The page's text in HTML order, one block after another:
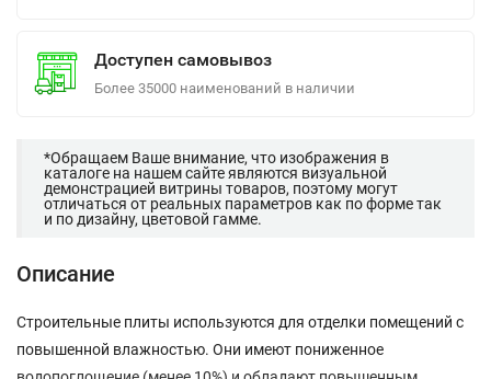
Доступен самовывоз
Более 35000 наименований в наличии
*Обращаем Ваше внимание, что изображения в
каталоге на нашем сайте являются визуальной
демонстрацией витрины товаров, поэтому могут
отличаться от реальных параметров как по форме так
и по дизайну, цветовой гамме.
Описание
Строительные плиты используются для отделки помещений с
повышенной влажностью. Они имеют пониженное